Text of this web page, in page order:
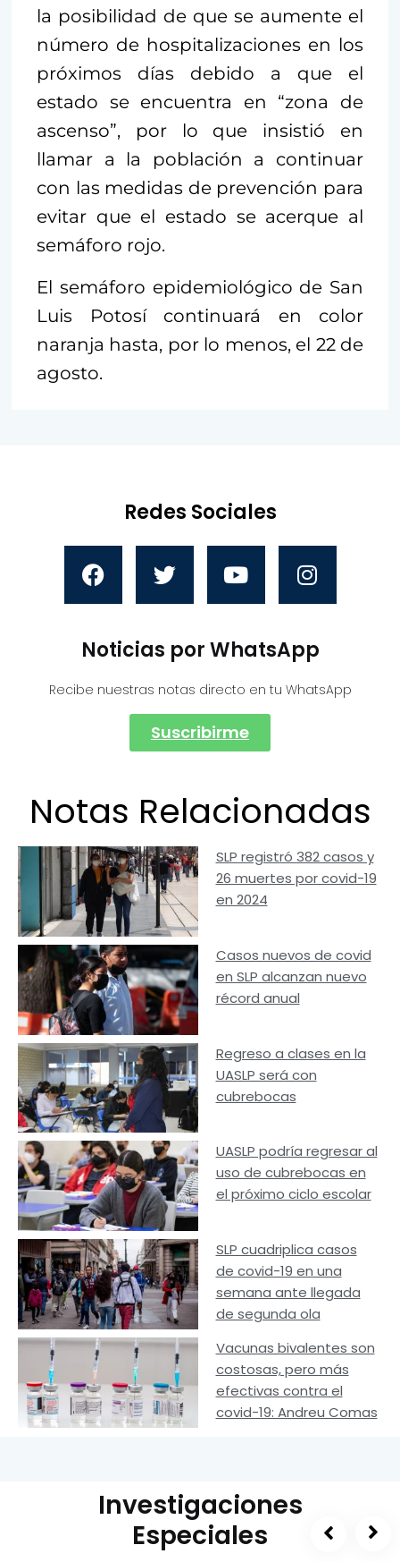
la posibilidad de que se aumente el
número de hospitalizaciones en los
próximos días debido a que el
estado se encuentra en “zona de
ascenso”, por lo que insistió en
llamar a la población a continuar
con las medidas de prevención para
evitar que el estado se acerque al
semáforo rojo.
El semáforo epidemiológico de San
Luis Potosí continuará en color
naranja hasta, por lo menos, el 22 de
agosto.
Redes Sociales
Noticias por WhatsApp
Recibe nuestras notas directo en tu WhatsApp
Suscribirme
Notas Relacionadas
SLP registró 382 casos y
26 muertes por covid-19
en 2024
Casos nuevos de covid
en SLP alcanzan nuevo
récord anual
Regreso a clases en la
UASLP será con
cubrebocas
UASLP podría regresar al
uso de cubrebocas en
el próximo ciclo escolar
SLP cuadriplica casos
de covid-19 en una
semana ante llegada
de segunda ola
Vacunas bivalentes son
costosas, pero más
efectivas contra el
covid-19: Andreu Comas
Investigaciones
Especiales